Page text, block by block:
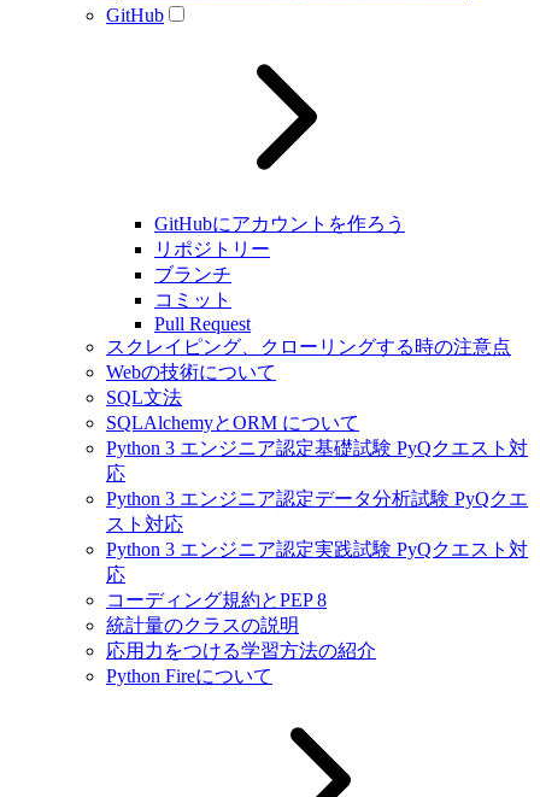
GitHub
GitHubにアカウントを作ろう
リポジトリー
ブランチ
コミット
Pull Request
スクレイピング、クローリングする時の注意点
Webの技術について
SQL文法
SQLAlchemyとORM について
Python 3 エンジニア認定基礎試験 PyQクエスト対
応
Python 3 エンジニア認定データ分析試験 PyQクエ
スト対応
Python 3 エンジニア認定実践試験 PyQクエスト対
応
コーディング規約とPEP 8
統計量のクラスの説明
応用力をつける学習方法の紹介
Python Fireについて